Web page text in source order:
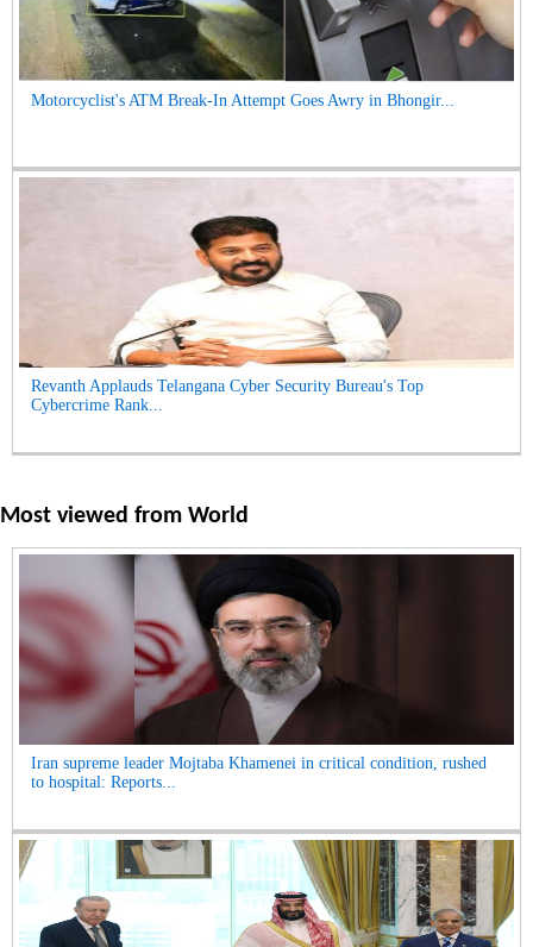
Motorcyclist's ATM Break-In Attempt Goes Awry in Bhongir...
Revanth Applauds Telangana Cyber Security Bureau's Top
Cybercrime Rank...
Most viewed from World
Iran supreme leader Mojtaba Khamenei in critical condition, rushed
to hospital: Reports...